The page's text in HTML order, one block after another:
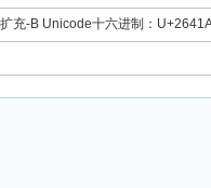
充-B Unicode十六进制：